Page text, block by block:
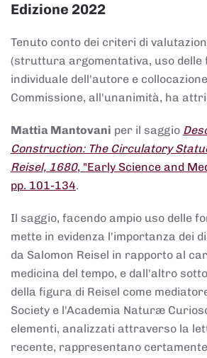
Edizione 2022
Tenuto conto dei criteri di
(struttura argomentativa, uso delle
individuale dell'autore e
Commissione, all'unanimità, ha
Mattia Mantovani per il saggio
Construction: The Circulatory
Reisel, 1680, "Early Science and
pp. 101-134.
Il saggio, facendo ampio uso delle
mette in evidenza l'importanza dei
da Salomon Reisel in rapporto al
medicina del tempo, e dall'altro
della figura di Reisel come
Society e l'Academia Naturæ
elementi, analizzati attraverso la
recente, rappresentano